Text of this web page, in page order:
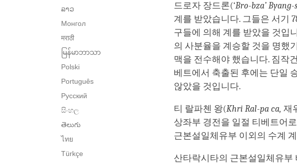
ລາວ
Монгол
मराठी
မြန်မာဘာသာ
Polski
Português
Русский
සිංහල
తెలుగు
ไทย
Türkçe
드로자 장드론(‘Bro-bza’
계를 받았습니다. 그들은 서기
구들에 의해 계를 받았을 것입
의 사분율을 계승할 것을 명했
맥을 전수해야 했습니다. 짐작
베트에서 축출된 후에는 단일
않았을 것입니다.
티 랄파첸 왕(Khri Ral-pa ca, 재
상좌부 경전을 일절 티베트어
근본설일체유부 이외의 수계
산타락시타의 근본설일체유부